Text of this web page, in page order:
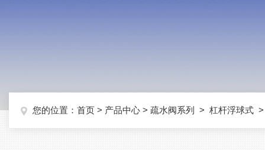
您的位置： 首页 > 产品中心 > 疏水阀系列 > 杠杆浮球式